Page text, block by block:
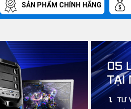
SẢN PHẨM CHÍNH HÃNG